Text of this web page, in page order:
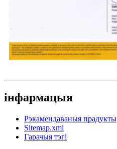
інфармацыя
Рэкамендаваныя прадукты
Sitemap.xml
Гарачыя тэгі